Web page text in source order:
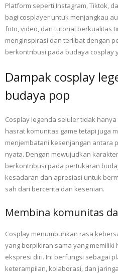
Platform seperti Instagram, Tiktok,
bagi cosplayer untuk menjangkau
foto, video, dan tutorial berkualitas
menginspirasi dan terlibat dengan
berkontribusi pada budaya cosplay
Dampak cosplay
budaya pop
Cosplay legenda seluler tidak
hasrat komunitas game tetapi juga
menjembatani kesenjangan antara
nyata. Dengan mewujudkan
berkontribusi pada pertukaran
kesadaran dan apresiasi untuk
sah dari bercerita dan kesenian.
Membina komunitas
Cosplay menumbuhkan rasa
yang berpikiran sama yang
ekspresi diri. Ini berfungsi sebagai
keterampilan, kolaborasi, dan